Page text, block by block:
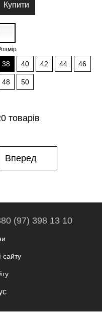
Купити
38 40 42 44 46
48 50
товарів
Вперед
(97) 398 13 10
сайту